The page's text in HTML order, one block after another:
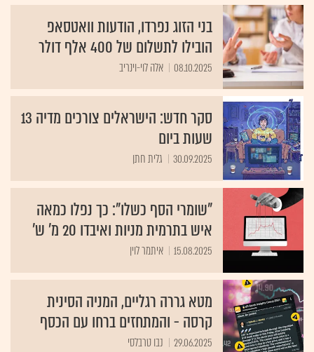
בני הזוג נפרדו, הודעות וואטסאפ
הובילו לתשלום של 400 אלף דולר
08.10.2025 אלה לוי-וינריב
סקר חדש: הישראלים צורכים מדיה 13
שעות ביום
30.09.2025 גלית חתן
"שומרי הסף כשלו": כך נפלו כמאה
איש בתרמית מניות ואיבדו 20 מ' ש'
15.08.2025 איתמר לוין
מטא גררה רגליים, המניה הסינית
קרסה - והמתחזים ברחו עם הכסף
29.06.2025 נבו טרבלסי